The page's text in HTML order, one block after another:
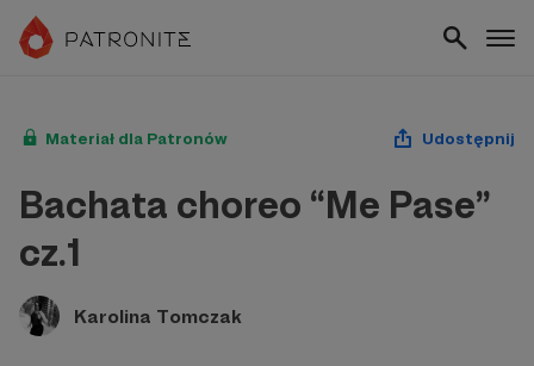
Materiał dla Patronów Udostępnij
Bachata choreo “Me Pase”
cz.1
Karolina Tomczak